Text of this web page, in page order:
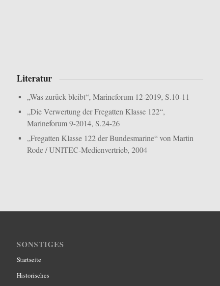
Literatur
„Was zurück bleibt“, Marineforum 12-2019, S.10-11
„Die Verwertung der Fregatten Klasse 122“,
Marineforum 9-2014, S.24-26
„Fregatten Klasse 122 der Bundesmarine“ von Martin
Rode / UNITEC-Medienvertrieb, 2004
SONSTIGES
Startseite
Historisches